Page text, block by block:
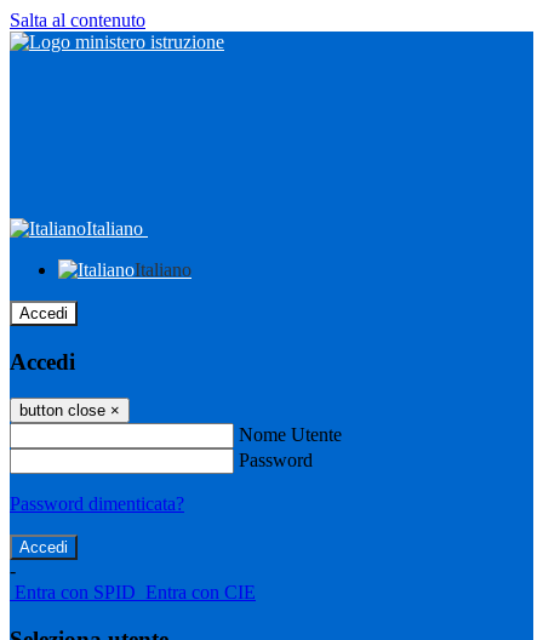
Salta al contenuto
Italiano
Italiano
Accedi
Accedi
button close ×
Nome Utente
Password
Password dimenticata?
-
Entra con SPID Entra con CIE